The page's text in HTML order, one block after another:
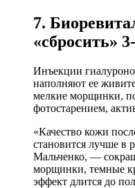
7.
«сбросить»
Инъекции
наполняют ее
мелкие морщинки,
фотостарением,
«Качество кожи
становится лучше в
Мальченко, —
морщинки, темные
эффект длится до